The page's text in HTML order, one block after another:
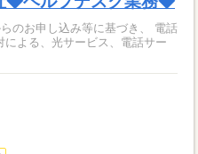
お申し込み等に基づき、 電話
よる、光サービス、電話サー